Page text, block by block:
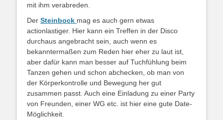
mit ihm verabreden.
Der Steinbock mag es auch gern etwas
actionlastiger. Hier kann ein Treffen in der Disco
durchaus angebracht sein, auch wenn es
bekanntermaßen zum Reden hier eher zu laut ist,
aber dafür kann man besser auf Tuchfühlung beim
Tanzen gehen und schon abchecken, ob man von
der Körperkontrolle und Bewegung her gut
zusammen passt. Auch eine Einladung zu einer Party
von Freunden, einer WG etc. ist hier eine gute Date-
Möglichkeit.